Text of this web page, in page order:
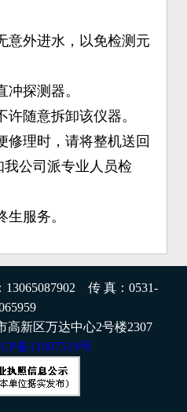
外进水，以免检测元
探测器。
随意拆卸该仪器。
理时，请将整机送回
公司派专业人员检
服务。
传 真：0531-
高新区万达中心2号楼2307
备11007519号